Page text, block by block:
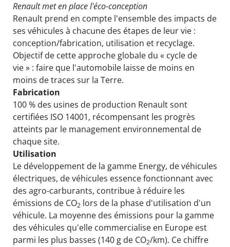
Renault met en place l'éco-conception
Renault prend en compte l'ensemble des impacts de
ses véhicules à chacune des étapes de leur vie :
conception/fabrication, utilisation et recyclage.
Objectif de cette approche globale du « cycle de
vie » : faire que l'automobile laisse de moins en
moins de traces sur la Terre.
Fabrication
100 % des usines de production Renault sont
certifiées ISO 14001, récompensant les progrès
atteints par le management environnemental de
chaque site.
Utilisation
Le développement de la gamme Energy, de véhicules
électriques, de véhicules essence fonctionnant avec
des agro-carburants, contribue à réduire les
émissions de CO2 lors de la phase d'utilisation d'un
véhicule. La moyenne des émissions pour la gamme
des véhicules qu'elle commercialise en Europe est
parmi les plus basses (140 g de CO2/km). Ce chiffre